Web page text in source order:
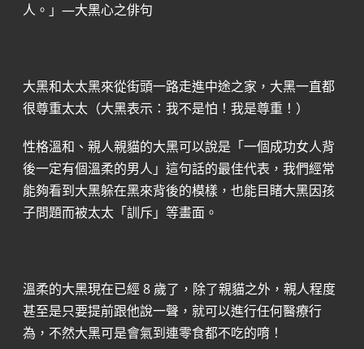
人。」—大黑心之俳句
大黑和太太黑來從街頭一路走進中途之家，大黑一直都
很尊重太太（大黑表示：我不是怕！我是尊重！）
性格溫和、親人親貓的大黑可以說是「一個成功女人背
後一定有個溫柔的男人」這句話的最佳代表，我們經常
能夠看到大黑躲在黑來背後的模樣，也能目睹大黑因孩
子問題而被太太「訓斥」等畫面。
溫柔的大黑現在已經 8 歲了，除了親貓之外，親人程度
甚至是只要提前跟他說一聲，就可以進行任何醫療行
為，不然大黑可是會氣到連零食都不吃的唷！